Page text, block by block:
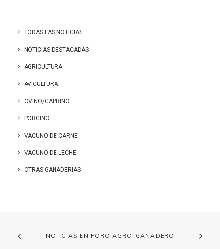
TODAS LAS NOTICIAS
NOTICIAS DESTACADAS
AGRICULTURA
AVICULTURA
OVINO/CAPRINO
PORCINO
VACUNO DE CARNE
VACUNO DE LECHE
OTRAS GANADERIAS
NOTICIAS EN FORO AGRO-GANADERO